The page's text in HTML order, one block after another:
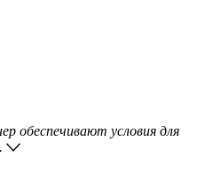
обеспечивают условия для